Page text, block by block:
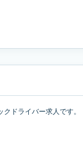
ドライバー求人です。